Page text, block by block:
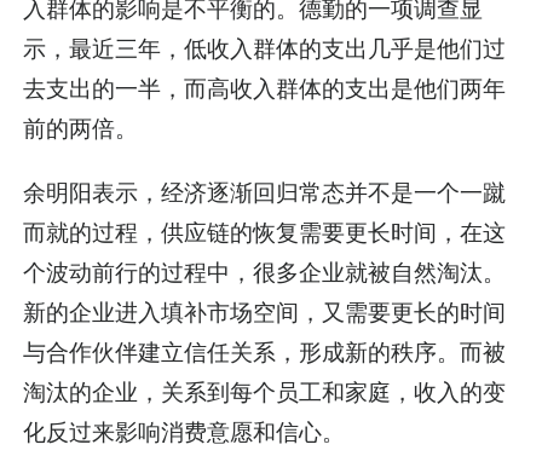
入群体的影响是不平衡的。德勤的一项调查显
示，最近三年，低收入群体的支出几乎是他们过
去支出的一半，而高收入群体的支出是他们两年
前的两倍。
余明阳表示，经济逐渐回归常态并不是一个一蹴
而就的过程，供应链的恢复需要更长时间，在这
个波动前行的过程中，很多企业就被自然淘汰。
新的企业进入填补市场空间，又需要更长的时间
与合作伙伴建立信任关系，形成新的秩序。而被
淘汰的企业，关系到每个员工和家庭，收入的变
化反过来影响消费意愿和信心。